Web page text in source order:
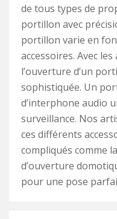
de tous types de
portillon avec
portillon varie en
accessoires. Avec
l’ouverture d’un
sophistiquée. Un
d’interphone audio
surveillance. Nos
ces différents
compliqués comme
d’ouverture
pour une pose